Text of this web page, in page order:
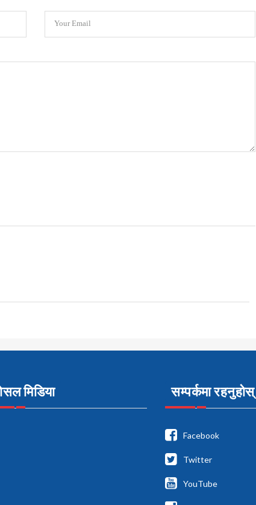
Your Email
मिडिया सम्पर्कमा रहनुहोस्
Facebook
Twitter
YouTube